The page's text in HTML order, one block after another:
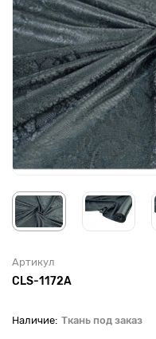
Артикул
CLS-1172А
Ткань под заказ